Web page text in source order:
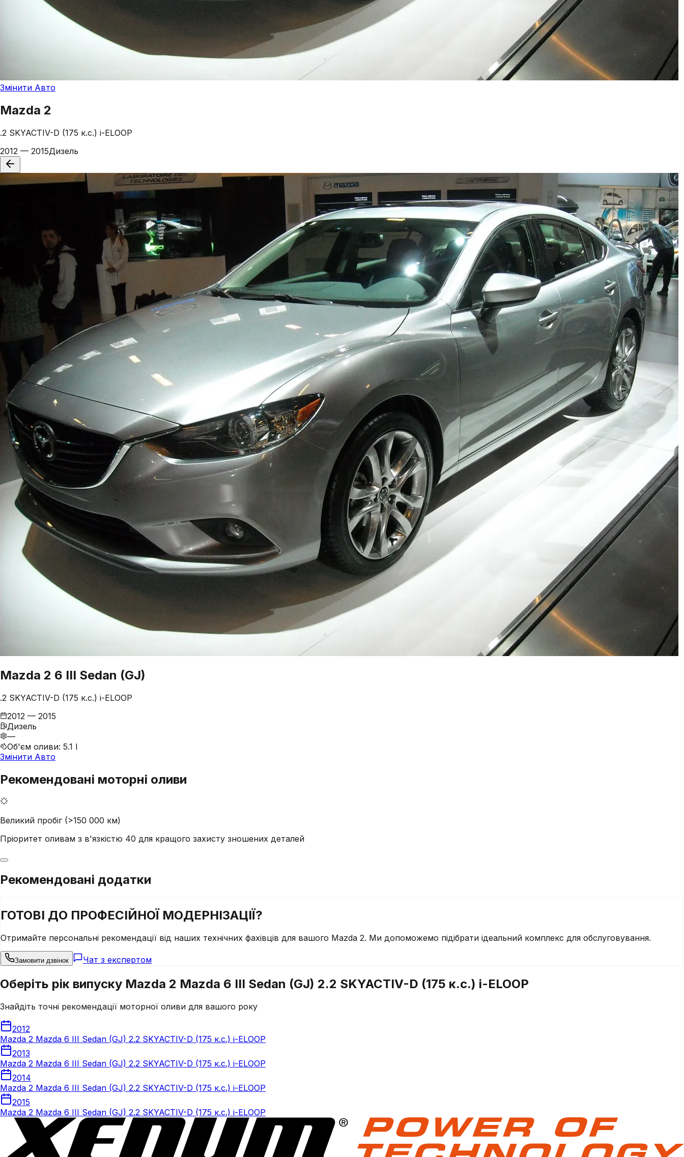
Змінити Авто
Mazda 2
.2 SKYACTIV-D (175 к.с.) i-ELOOP
2012 — 2015Дизель
Mazda 2 6 III Sedan (GJ)
.2 SKYACTIV-D (175 к.с.) i-ELOOP
2012 — 2015
Дизель
—
Об'єм оливи: 5.1 l
Змінити Авто
Рекомендовані моторні оливи
Великий пробіг (>150 000 км)
Пріоритет оливам з в'язкістю 40 для кращого захисту зношених деталей
Рекомендовані додатки
ГОТОВІ ДО ПРОФЕСІЙНОЇ МОДЕРНІЗАЦІЇ?
Отримайте персональні рекомендації від наших технічних фахівців для вашого Mazda 2. Ми допоможемо підібрати ідеальний комплекс для обслуговування.
Замовити дзвінок Чат з експертом
Оберіть рік випуску Mazda 2 Mazda 6 III Sedan (GJ) 2.2 SKYACTIV-D (175 к.с.) i-ELOOP
Знайдіть точні рекомендації моторної оливи для вашого року
2012
Mazda 2 Mazda 6 III Sedan (GJ) 2.2 SKYACTIV-D (175 к.с.) i-ELOOP
2013
Mazda 2 Mazda 6 III Sedan (GJ) 2.2 SKYACTIV-D (175 к.с.) i-ELOOP
2014
Mazda 2 Mazda 6 III Sedan (GJ) 2.2 SKYACTIV-D (175 к.с.) i-ELOOP
2015
Mazda 2 Mazda 6 III Sedan (GJ) 2.2 SKYACTIV-D (175 к.с.) i-ELOOP